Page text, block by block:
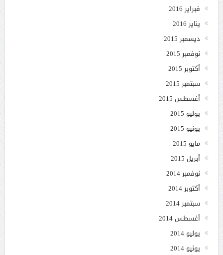
فبراير 2016
يناير 2016
ديسمبر 2015
نوفمبر 2015
أكتوبر 2015
سبتمبر 2015
أغسطس 2015
يوليو 2015
يونيو 2015
مايو 2015
أبريل 2015
نوفمبر 2014
أكتوبر 2014
سبتمبر 2014
أغسطس 2014
يوليو 2014
يونيو 2014